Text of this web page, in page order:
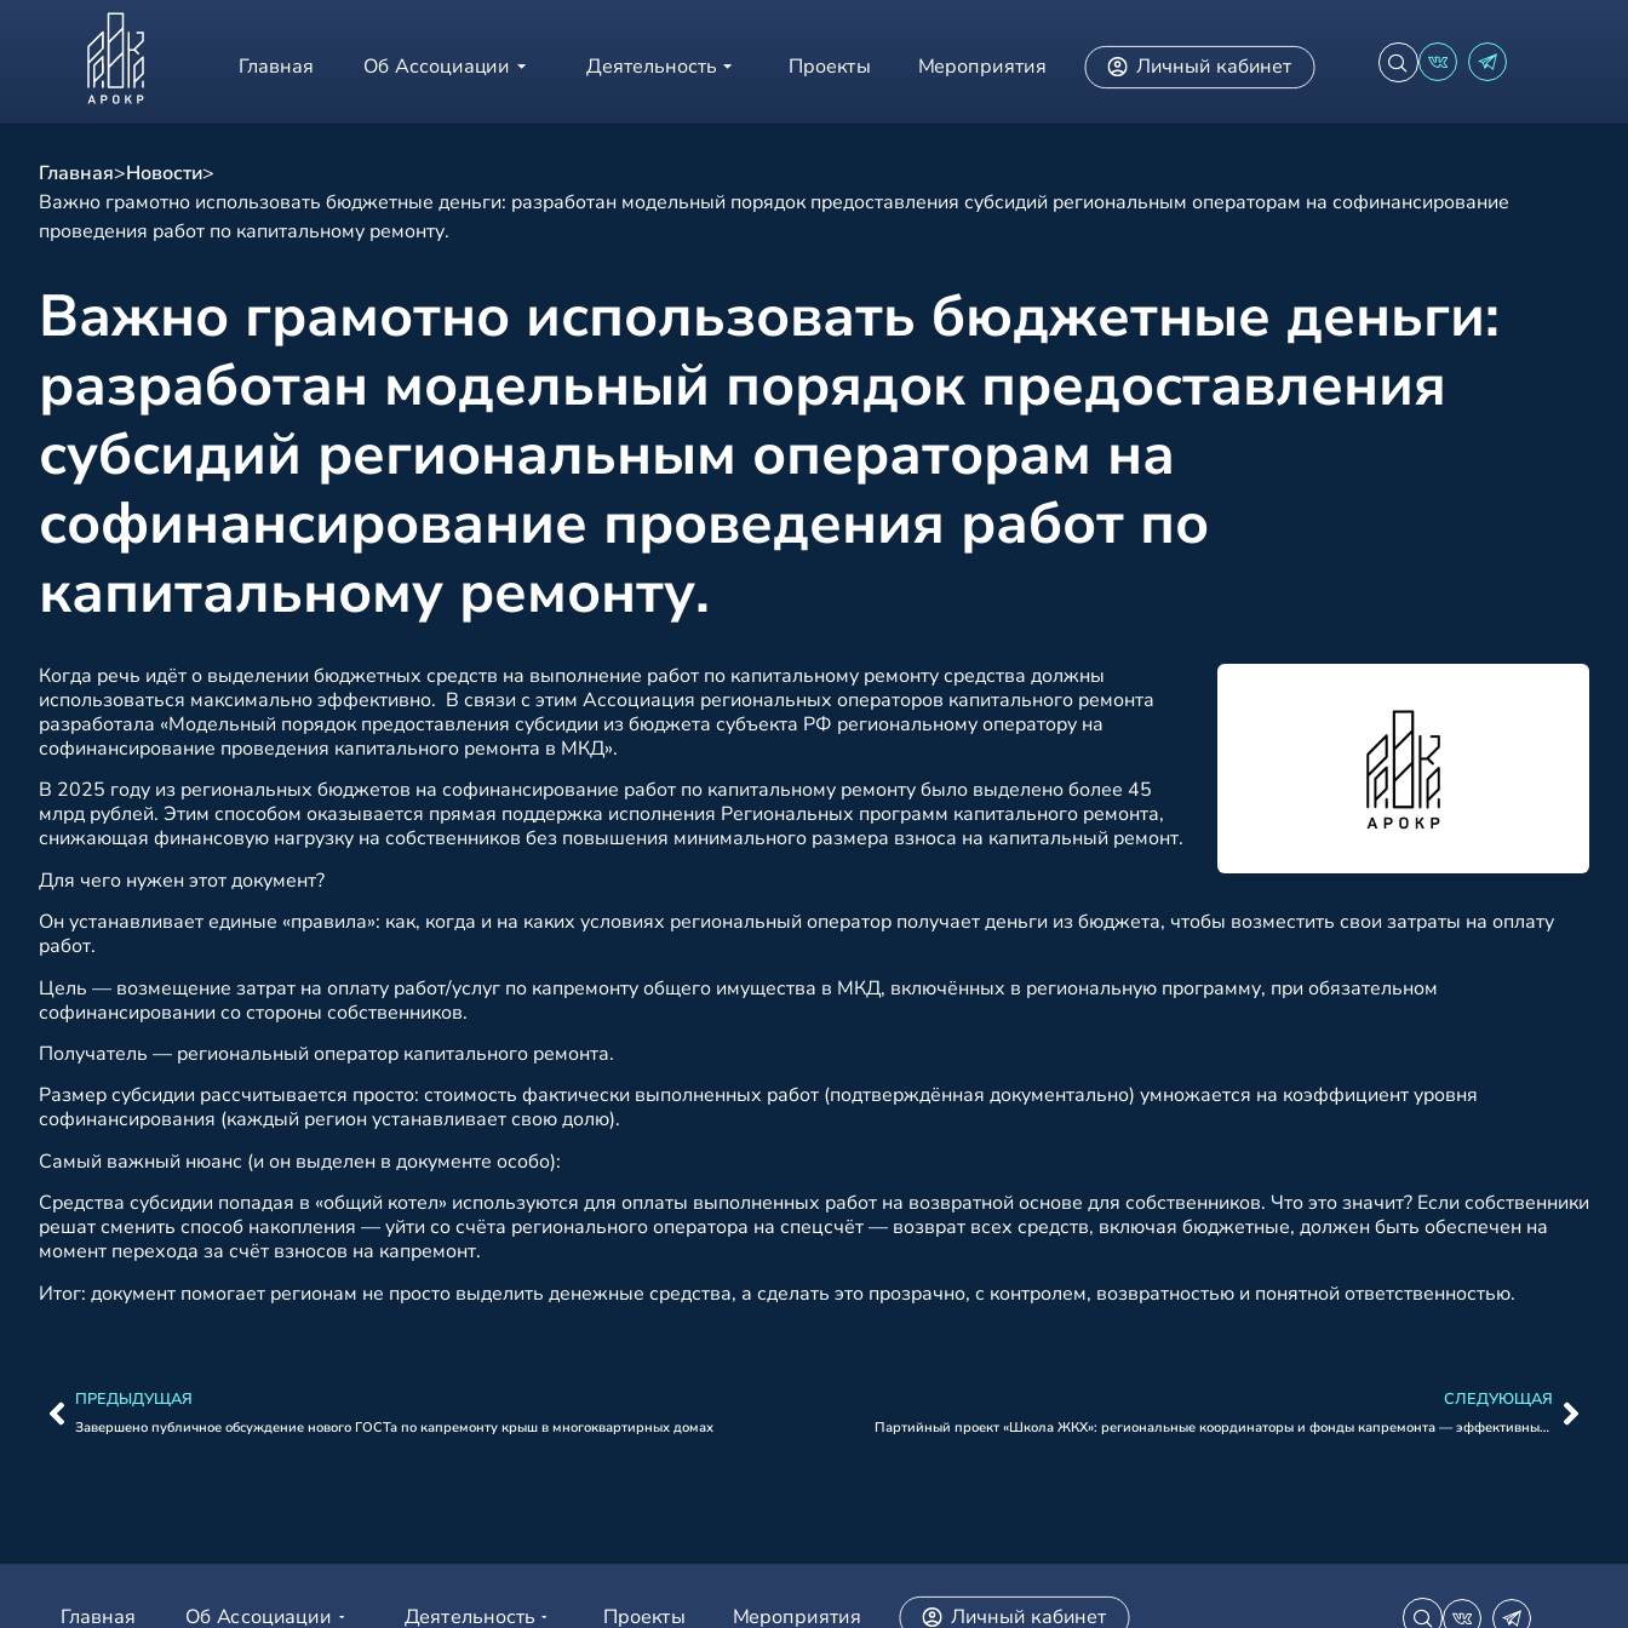
Главная Об Ассоциации Деятельность Проекты Мероприятия Личный кабинет
Главная>Новости>
Важно грамотно использовать бюджетные деньги: разработан модельный порядок предоставления субсидий региональным операторам на софинансирование
проведения работ по капитальному ремонту.
Важно грамотно использовать бюджетные деньги:
разработан модельный порядок предоставления
субсидий региональным операторам на
софинансирование проведения работ по
капитальному ремонту.
Когда речь идёт о выделении бюджетных средств на выполнение работ по капитальному ремонту средства должны
использоваться максимально эффективно. В связи с этим Ассоциация региональных операторов капитального ремонта
разработала «Модельный порядок предоставления субсидии из бюджета субъекта РФ региональному оператору на
софинансирование проведения капитального ремонта в МКД».
В 2025 году из региональных бюджетов на софинансирование работ по капитальному ремонту было выделено более 45
млрд рублей. Этим способом оказывается прямая поддержка исполнения Региональных программ капитального ремонта,
снижающая финансовую нагрузку на собственников без повышения минимального размера взноса на капитальный ремонт.
Для чего нужен этот документ?
Он устанавливает единые «правила»: как, когда и на каких условиях региональный оператор получает деньги из бюджета, чтобы возместить свои затраты на оплату
работ.
Цель — возмещение затрат на оплату работ/услуг по капремонту общего имущества в МКД, включённых в региональную программу, при обязательном
софинансировании со стороны собственников.
Получатель — региональный оператор капитального ремонта.
Размер субсидии рассчитывается просто: стоимость фактически выполненных работ (подтверждённая документально) умножается на коэффициент уровня
софинансирования (каждый регион устанавливает свою долю).
Самый важный нюанс (и он выделен в документе особо):
Средства субсидии попадая в «общий котел» используются для оплаты выполненных работ на возвратной основе для собственников. Что это значит? Если собственники
решат сменить способ накопления — уйти со счёта регионального оператора на спецсчёт — возврат всех средств, включая бюджетные, должен быть обеспечен на
момент перехода за счёт взносов на капремонт.
Итог: документ помогает регионам не просто выделить денежные средства, а сделать это прозрачно, с контролем, возвратностью и понятной ответственностью.
ПРЕДЫДУЩАЯ
Завершено публичное обсуждение нового ГОСТа по капремонту крыш в многоквартирных домах
СЛЕДУЮЩАЯ
Партийный проект «Школа ЖКХ»: региональные координаторы и фонды капремонта — эффективный тандем.
Главная Об Ассоциации Деятельность Проекты Мероприятия Личный кабинет